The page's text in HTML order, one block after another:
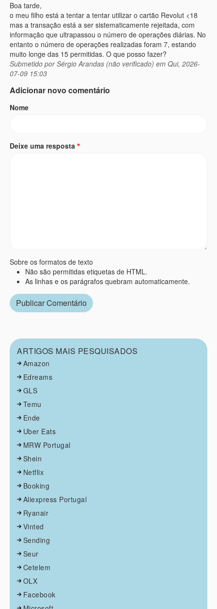
Boa tarde,
o meu filho está a tentar a tentar utilizar o cartão Revolut <18
mas a transação está a ser sistematicamente rejeitada, com
informação que ultrapassou o número de operações diárias. No
entanto o número de operações realizadas foram 7, estando
muito longe das 15 permitidas. O que posso fazer?
Submetido porSérgio Arandas (não verificado) em Qui, 2026-
07-09 15:03
Adicionar novo comentário
Nome
Deixe uma resposta
Sobre os formatos de texto
Não são permitidas etiquetas de HTML.
As linhas e os parágrafos quebram automaticamente.
ARTIGOS MAIS PESQUISADOS
Amazon
Edreams
GLS
Temu
Ende
Uber Eats
MRW Portugal
Shein
Netflix
Booking
Aliexpress Portugal
Ryanair
Vinted
Sending
Seur
Cetelem
OLX
Facebook